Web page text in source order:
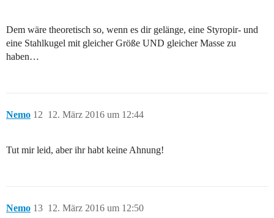
Dem wäre theoretisch so, wenn es dir gelänge, eine Styropir- und
eine Stahlkugel mit gleicher Größe UND gleicher Masse zu
haben…
Nemo 12. März 2016 um 12:44
12
Tut mir leid, aber ihr habt keine Ahnung!
Nemo 12. März 2016 um 12:50
13